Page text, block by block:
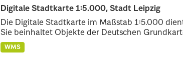
Digitale Stadtkarte 1:5.000, Stadt Leipzig
Die Digitale Stadtkarte im Maßstab 1:5.000
Sie beinhaltet Objekte der Deutschen
WMS